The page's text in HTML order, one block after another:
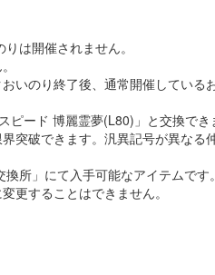
は開催されません。
いのり終了後、通常開催している
ピード 博麗霊夢(L80)」と交換でき
破できます。汎異記号が異なる
所」にて入手可能なアイテムです。
更することはできません。